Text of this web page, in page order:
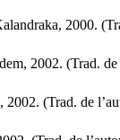
2000.
2002. (Trad. de
2002. (Trad. de